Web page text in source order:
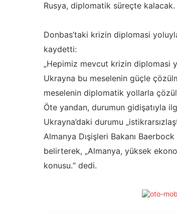
Rusya, diplomatik süreçte
Donbas’taki krizin diplomasi
kaydetti:
„Hepimiz mevcut krizin diplomasi
Ukrayna bu meselenin güçle
meselenin diplomatik yollarla
Öte yandan, durumun gidişatıyla
Ukrayna’daki durumu
Almanya Dışişleri Bakanı Baerbock
belirterek, „Almanya, yüksek
konusu.“ dedi.